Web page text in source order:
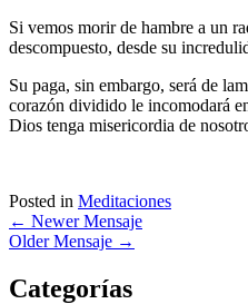
Si vemos morir de hambre a un
descompuesto, desde su
Su paga, sin embargo, será de
corazón dividido le incomodará
Dios tenga misericordia de
Posted in Meditaciones
← Newer Mensaje
Older Mensaje →
Categorías